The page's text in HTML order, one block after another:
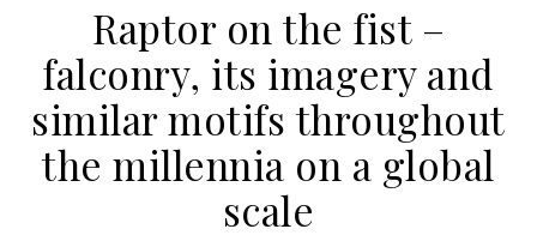
Raptor on the fist –
falconry, its imagery and
similar motifs throughout
the millennia on a global
scale